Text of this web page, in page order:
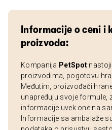
Informacije o ceni i
proizvoda:
Kompanija PetSpot
proizvodima, pogotovu
Međutim, proizvođači
unapređuju svoje formule,
informacije uvek one na
Informacije sa ambalaže